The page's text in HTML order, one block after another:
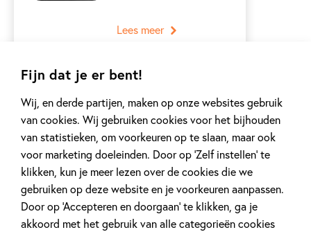
Fijn dat je er bent!
Wij, en derde partijen, maken op onze websites gebruik
van cookies. Wij gebruiken cookies voor het bijhouden
van statistieken, om voorkeuren op te slaan, maar ook
voor marketing doeleinden. Door op ‘Zelf instellen’ te
klikken, kun je meer lezen over de cookies die we
gebruiken op deze website en je voorkeuren aanpassen.
Door op ‘Accepteren en doorgaan’ te klikken, ga je
akkoord met het gebruik van alle categorieën cookies
Lees meer
Caja Cazemier
Caja Cazemier werd in
1958 geboren in
Spijkenisse, maar
groeide op in...
Lees meer